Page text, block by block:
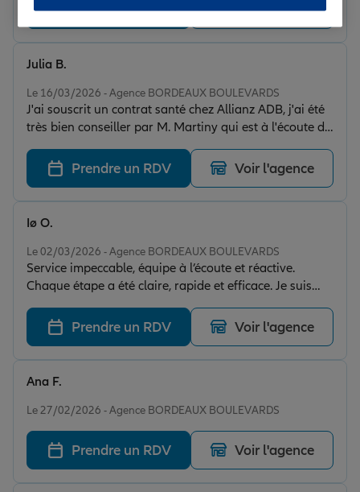
Prendre un RDV Voir l'agence
Le 16/03/2026 - Agence BORDEAUX BOULEVARDS
J'ai souscrit un contrat santé chez Allianz ADB, j'ai été
très bien conseiller par M. Martiny qui est à l'écoute de
nos besoins et qui nous a proposé le plus adapté pour
nous. Je conseille fortement.
Julia B.
Prendre un RDV Voir l'agence
Le 02/03/2026 - Agence BORDEAUX BOULEVARDS
Service impeccable, équipe à l’écoute et réactive.
Chaque étape a été claire, rapide et efficace. Je suis
pleinement satisfait de l’accompagnement que j’ai reçu.
Je recommande vivement Allianz à tous ceux qui
cherchent une assurance fiable et humaine. Merci pour
votre professionnalisme !
Iø O.
Prendre un RDV Voir l'agence
Le 27/02/2026 - Agence BORDEAUX BOULEVARDS
Ana F.
Prendre un RDV Voir l'agence